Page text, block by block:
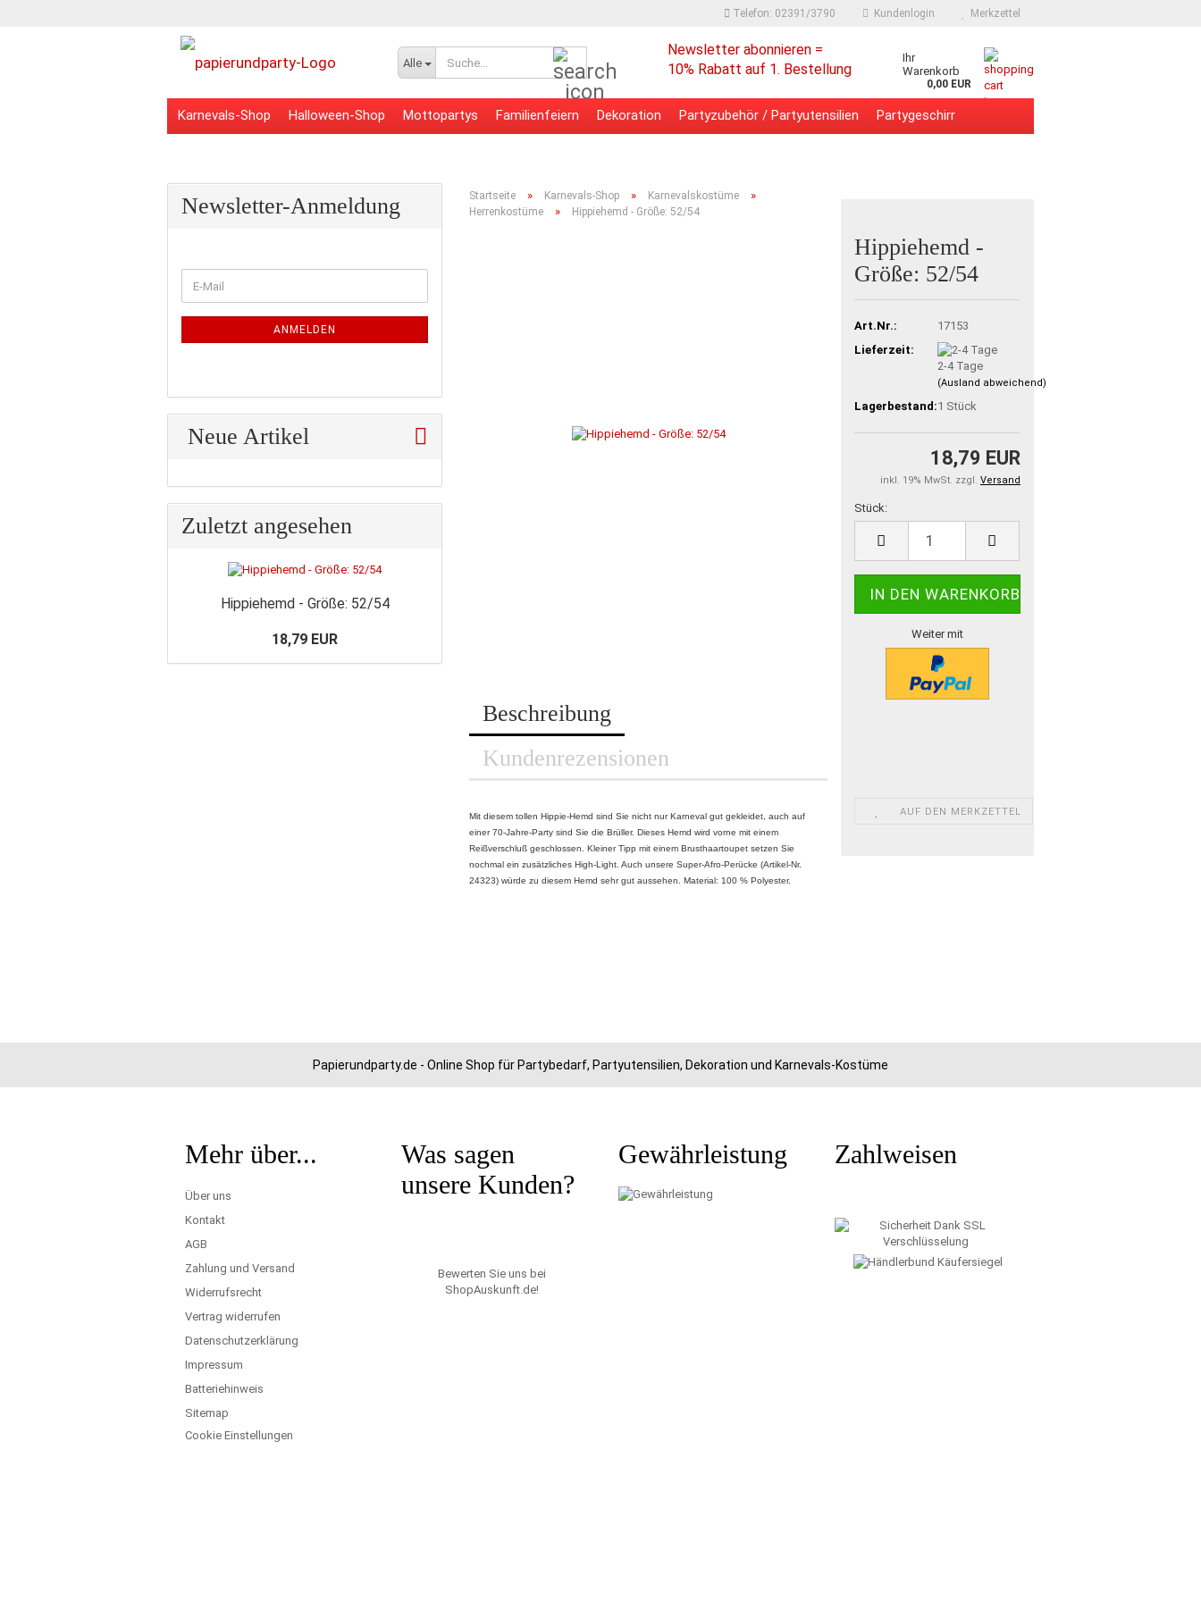
Telefon: 02391/3790 Kundenlogin Merkzettel
Alle
Newsletter abonnieren =
10% Rabatt auf 1. Bestellung
Ihr
Warenkorb
0,00 EUR
Karnevals-Shop Halloween-Shop Mottopartys Familienfeiern Dekoration Partyzubehör / Partyutensilien Partygeschirr
Startseite » Karnevals-Shop » Karnevalskostüme »
Herrenkostüme » Hippiehemd - Größe: 52/54
Hippiehemd -
Größe: 52/54
Art.Nr.:
17153
Lieferzeit:
2-4 Tage
(Ausland abweichend)
Lagerbestand:1 Stück
18,79 EUR
inkl. 19% MwSt. zzgl. Versand
Stück:
Stück
Weiter mit
AUF DEN MERKZETTEL
Beschreibung
Kundenrezensionen
Mit diesem tollen Hippie-Hemd sind Sie nicht nur Karneval gut gekleidet, auch auf
einer 70-Jahre-Party sind Sie die Brüller. Dieses Hemd wird vorne mit einem
Reißverschluß geschlossen. Kleiner Tipp mit einem Brusthaartoupet setzen Sie
nochmal ein zusätzliches High-Light. Auch unsere Super-Afro-Perücke (Artikel-Nr.
24323) würde zu diesem Hemd sehr gut aussehen. Material: 100 % Polyester.
Newsletter-Anmeldung
ZUR
E-
Mail
ANMELDEN
Neue Artikel
Zuletzt angesehen
Hippiehemd - Größe: 52/54
18,79 EUR
Papierundparty.de - Online Shop für Partybedarf, Partyutensilien, Dekoration und Karnevals-Kostüme
Mehr über...
Über uns
Kontakt
AGB
Zahlung und Versand
Widerrufsrecht
Vertrag widerrufen
Datenschutzerklärung
Impressum
Batteriehinweis
Sitemap
Cookie Einstellungen
Was sagen
unsere Kunden?
Bewerten Sie uns bei
ShopAuskunft.de!
Gewährleistung Zahlweisen